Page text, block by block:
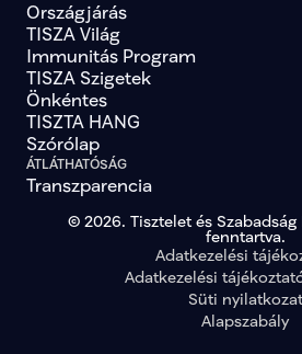
Országjárás
TISZA Világ
Immunitás Program
TISZA Szigetek
Önkéntes
TISZTA HANG
Szórólap
ÁTLÁTHATÓSÁG
Transzparencia
© 2026. Tisztelet és
fenntartva.
Adatkezelési
Adatkezelési
Süti nyilatkozat
Alapszabály